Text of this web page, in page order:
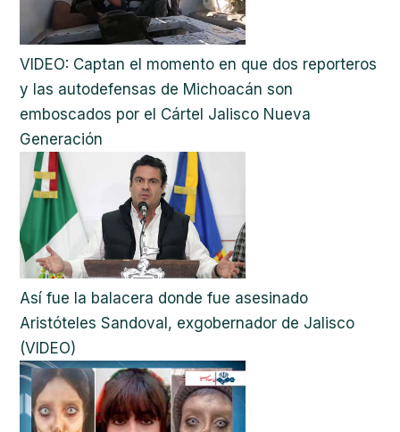
VIDEO: Captan el momento en que dos reporteros
y las autodefensas de Michoacán son
emboscados por el Cártel Jalisco Nueva
Generación
Así fue la balacera donde fue asesinado
Aristóteles Sandoval, exgobernador de Jalisco
(VIDEO)